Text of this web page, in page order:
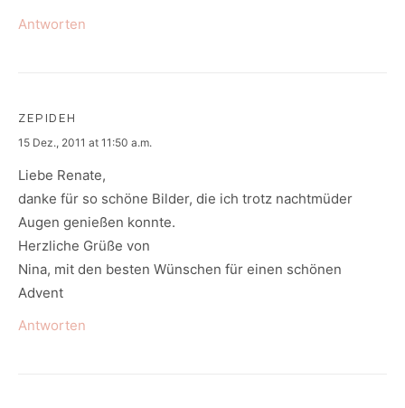
Antworten
ZEPIDEH
says:
15 Dez., 2011 at 11:50 a.m.
Liebe Renate,
danke für so schöne Bilder, die ich trotz nachtmüder
Augen genießen konnte.
Herzliche Grüße von
Nina, mit den besten Wünschen für einen schönen
Advent
Antworten